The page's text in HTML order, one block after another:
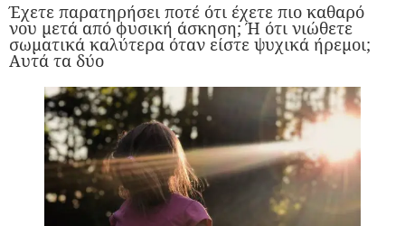
Έχετε παρατηρήσει ποτέ ότι έχετε πιο καθαρό
νου μετά από φυσική άσκηση; Ή ότι νιώθετε
σωματικά καλύτερα όταν είστε ψυχικά ήρεμοι;
Αυτά τα δύο